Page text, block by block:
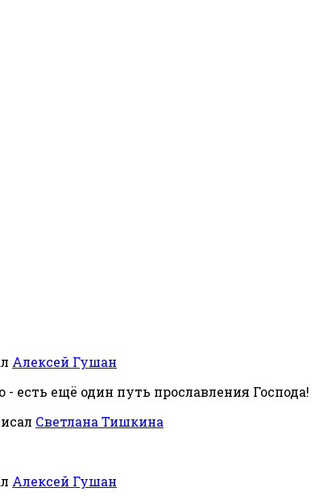
Алексей Гушан
есть ещё один путь прославления Господа!
Светлана Тишкина
Алексей Гушан